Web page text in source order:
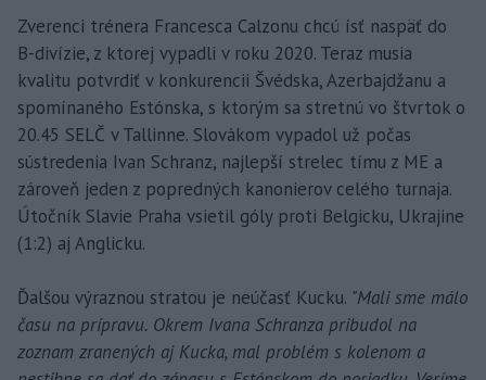
Zverenci trénera Francesca Calzonu chcú ísť naspäť do
B-divízie, z ktorej vypadli v roku 2020. Teraz musia
kvalitu potvrdiť v konkurencii Švédska, Azerbajdžanu a
spomínaného Estónska, s ktorým sa stretnú vo štvrtok o
20.45 SELČ v Tallinne. Slovákom vypadol už počas
sústredenia Ivan Schranz, najlepší strelec tímu z ME a
zároveň jeden z popredných kanonierov celého turnaja.
Útočník Slavie Praha vsietil góly proti Belgicku, Ukrajine
(1:2) aj Anglicku.
Ďalšou výraznou stratou je neúčasť Kucku. "Mali sme málo
času na prípravu. Okrem Ivana Schranza pribudol na
zoznam zranených aj Kucka, mal problém s kolenom a